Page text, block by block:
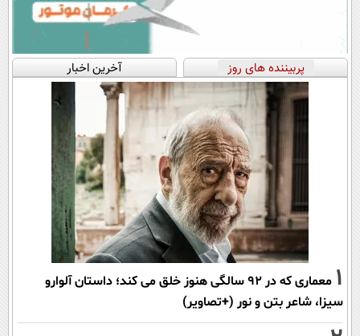
پربیننده های روز آخرین اخبار
1
معماری که در 92 سالگی هنوز خلق می کند؛ داستان آلوارو
سیزا، شاعر بتن و نور (+تصاویر)